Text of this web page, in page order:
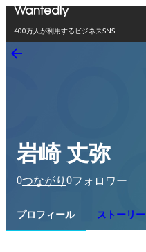
400万人が利用するビジネスSNS
岩崎 丈弥
0つながり 0フォロワー
プロフィール ストーリー